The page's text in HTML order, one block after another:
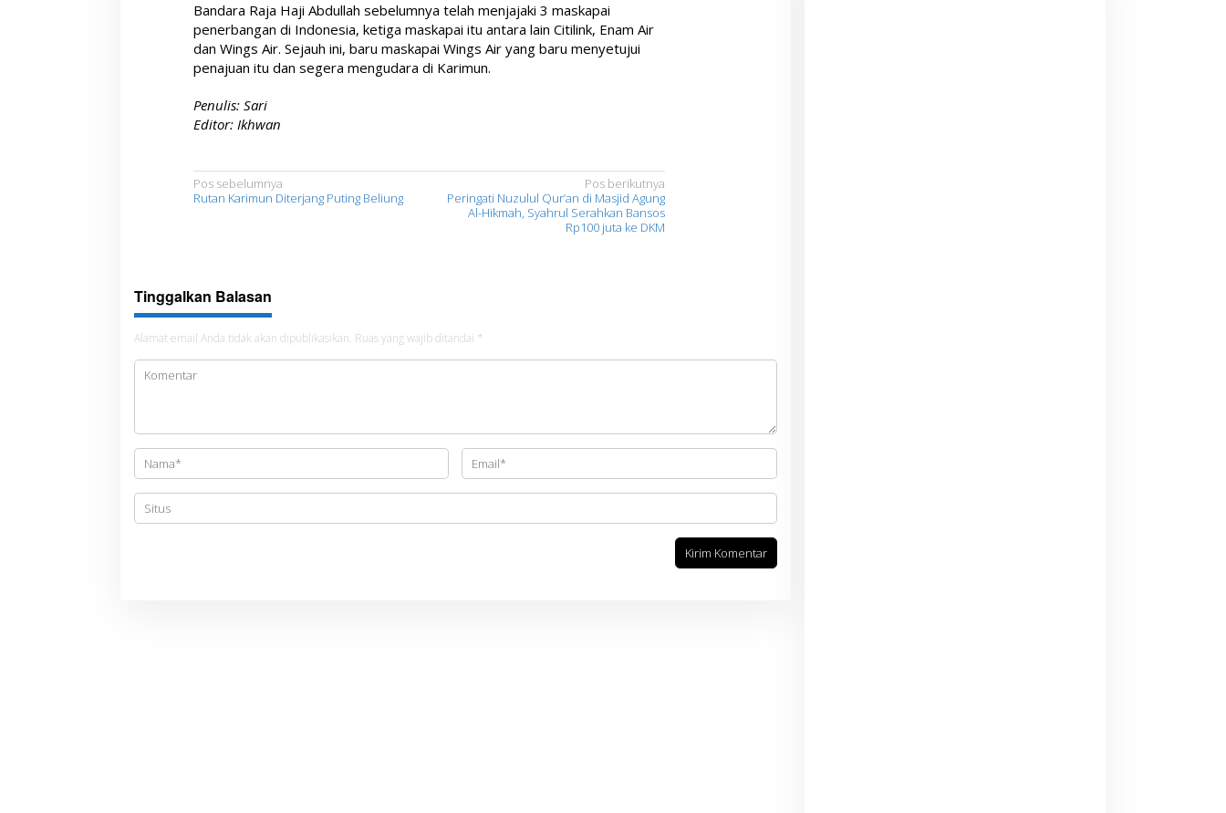
Bandara Raja Haji Abdullah sebelumnya telah menjajaki 3 maskapai
penerbangan di Indonesia, ketiga maskapai itu antara lain Citilink, Enam Air
dan Wings Air. Sejauh ini, baru maskapai Wings Air yang baru menyetujui
penajuan itu dan segera mengudara di Karimun.
Penulis: Sari
Editor: Ikhwan
N
a
g
a
s
i
s
Pos sebelumnya
Rutan Karimun Diterjang Puting Beliung
Pos berikutnya
Peringati Nuzulul Qur’an di Masjid Agung
Al-Hikmah, Syahrul Serahkan Bansos
Rp100 juta ke DKM
Tinggalkan Balasan
Alamat email Anda tidak akan dipublikasikan. Ruas yang wajib ditandai *